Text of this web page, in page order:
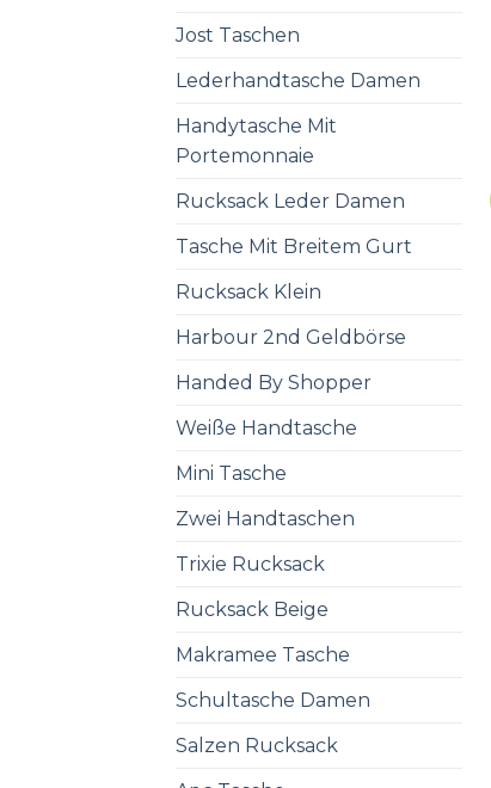
Jost Taschen
Lederhandtasche Damen
Handytasche Mit
Portemonnaie
Rucksack Leder Damen
Tasche Mit Breitem Gurt
Rucksack Klein
Harbour 2nd Geldbörse
Handed By Shopper
Weiße Handtasche
Mini Tasche
Zwei Handtaschen
Trixie Rucksack
Rucksack Beige
Makramee Tasche
Schultasche Damen
Salzen Rucksack